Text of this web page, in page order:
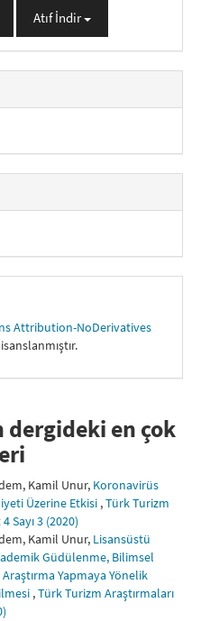
Atıf İndir
Attribution-NoDerivatives
dergideki en çok
Kamil Unur, Koronavirüs
Üzerine Etkisi ,Türk Turizm
Sayı 3 (2020)
Kamil Unur, Lisansüstü
Güdülenme, Bilimsel
Yapmaya Yönelik
,Türk Turizm Araştırmaları